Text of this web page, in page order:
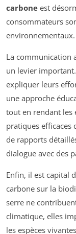
carbone est
consommateurs
environnementaux.
La communication
un levier
expliquer leurs
une approche
tout en rendant les
pratiques
de rapports
dialogue avec des
Enfin, il est capital
carbone sur la
serre ne
climatique, elles
les espèces